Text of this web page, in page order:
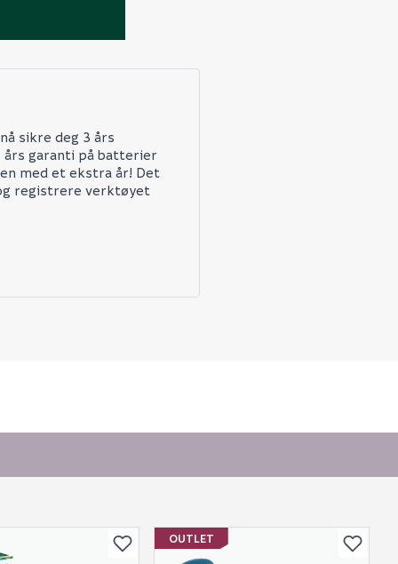
sikre deg 3 års
års garanti på batterier
med et ekstra år! Det
registrere verktøyet
OUTLET